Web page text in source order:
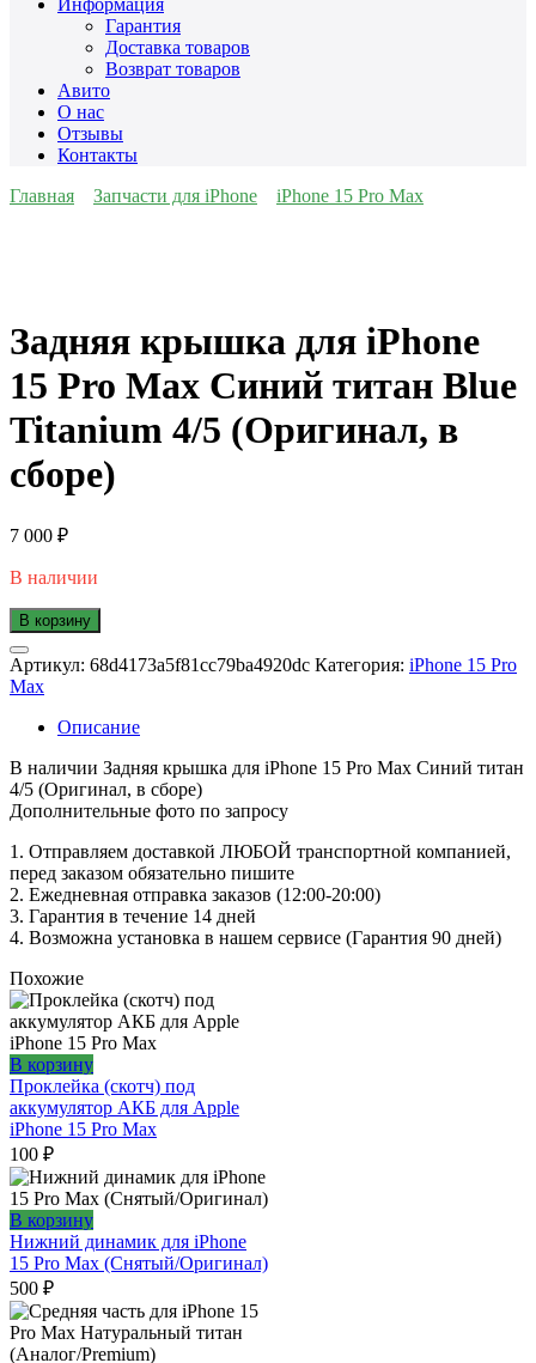
Информация
Гарантия
Доставка товаров
Возврат товаров
Авито
О нас
Отзывы
Контакты
Главная
Запчасти для iPhone iPhone 15 Pro Max
Задняя крышка для iPhone
15 Pro Max Синий титан Blue
Titanium 4/5 (Оригинал, в
сборе)
7 000 ₽
В наличии
В корзину
Артикул: 68d4173a5f81cc79ba4920dc Категория: iPhone 15 Pro
Max
Описание
В наличии Задняя крышка для iPhone 15 Pro Max Синий титан
4/5 (Оригинал, в сборе)
Дополнительные фото по запросу
1. Oтпpавляем доставкой ЛЮБОЙ транспортной компанией,
перед заказом обязательно пишите
2. Ежедневная отправка заказов (12:00-20:00)
3. Гарантия в течение 14 дней
4. Возможна установка в нашем сервисе (Гарантия 90 дней)
Похожие
В корзину
Проклейка (скотч) под
аккумулятор АКБ для Apple
iPhone 15 Pro Max
100 ₽
В корзину
Нижний динамик для iPhone
15 Pro Max (Снятый/Оригинал)
500 ₽